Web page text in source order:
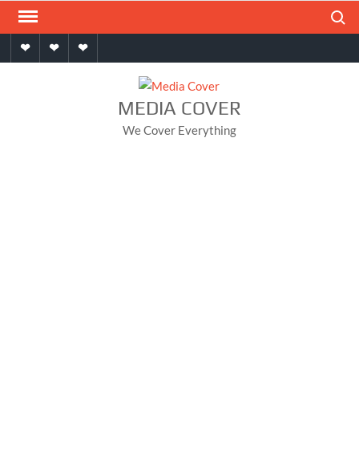
Skip
contentHomeAboutContact
MEDIA COVER
We Cover Everything